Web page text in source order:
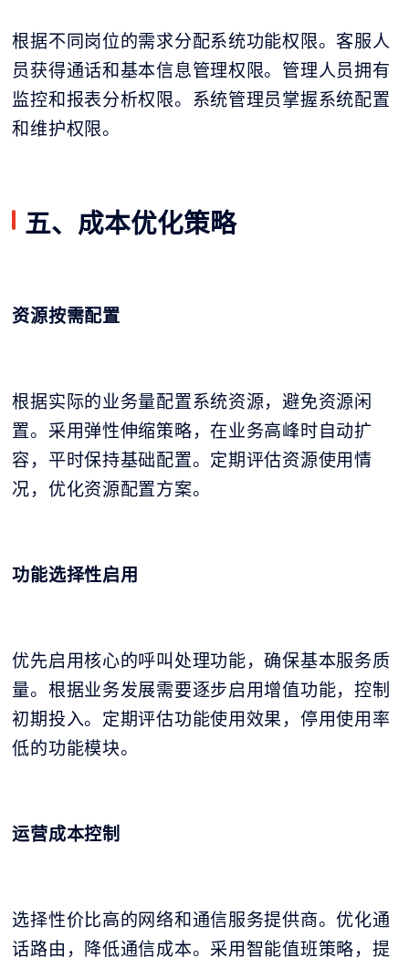
根据不同岗位的需求分配系统功能权限。客服人
员获得通话和基本信息管理权限。管理人员拥有
监控和报表分析权限。系统管理员掌握系统配置
和维护权限。
五、成本优化策略
资源按需配置
根据实际的业务量配置系统资源，避免资源闲
置。采用弹性伸缩策略，在业务高峰时自动扩
容，平时保持基础配置。定期评估资源使用情
况，优化资源配置方案。
功能选择性启用
优先启用核心的呼叫处理功能，确保基本服务质
量。根据业务发展需要逐步启用增值功能，控制
初期投入。定期评估功能使用效果，停用使用率
低的功能模块。
运营成本控制
选择性价比高的网络和通信服务提供商。优化通
话路由，降低通信成本。采用智能值班策略，提